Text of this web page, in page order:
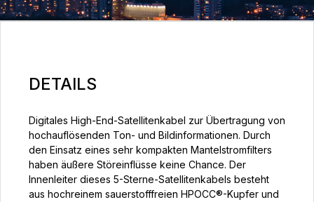
DETAILS
Digitales High-End-Satellitenkabel zur Übertragung von
hochauflösenden Ton- und Bildinformationen. Durch
den Einsatz eines sehr kompakten Mantelstromfilters
haben äußere Störeinflüsse keine Chance. Der
Innenleiter dieses 5-Sterne-Satellitenkabels besteht
aus hochreinem sauerstofffreien HPOCC®-Kupfer und